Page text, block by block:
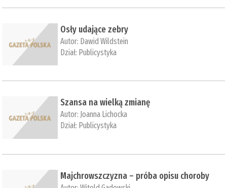
Osły udające zebry
Autor: Dawid Wildstein
Dział: Publicystyka
Szansa na wielką zmianę
Autor: Joanna Lichocka
Dział: Publicystyka
Majchrowszczyzna – próba opisu choroby